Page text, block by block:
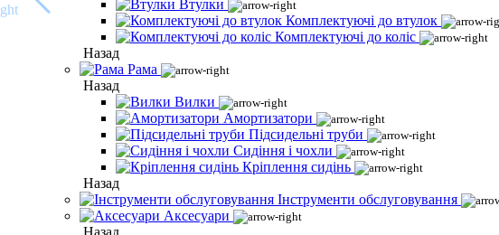
Втулки
Комплектуючі до втулок
Комплектуючі до коліс
Назад
Рама
Назад
Вилки
Амортизатори
Підсидельні труби
Сидіння і чохли
Кріплення сидінь
Назад
Інструменти обслуговування
Аксесуари
Назад